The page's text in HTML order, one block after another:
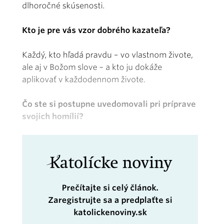
dlhoročné skúsenosti.
Kto je pre vás vzor dobrého kazateľa?
Každý, kto hľadá pravdu – vo vlastnom živote,
ale aj v Božom slove – a kto ju dokáže
aplikovať v každodennom živote.
Čo ste si postupne uvedomovali pri príprave
svojich homílií?
Prečítajte si celý článok.
Zaregistrujte sa a predplaťte si
katolickenoviny.sk